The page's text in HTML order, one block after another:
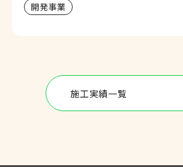
開発事業
施工実績一覧